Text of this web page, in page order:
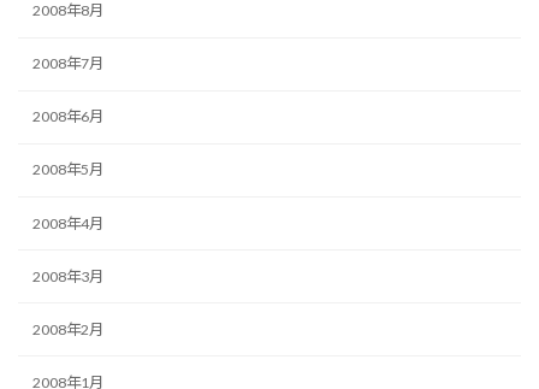
2008年8月
2008年7月
2008年6月
2008年5月
2008年4月
2008年3月
2008年2月
2008年1月